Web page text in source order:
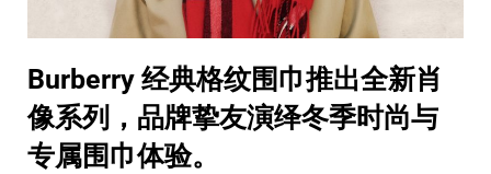
Burberry 经典格纹围巾推出全新肖
像系列，品牌挚友演绎冬季时尚与
专属围巾体验。